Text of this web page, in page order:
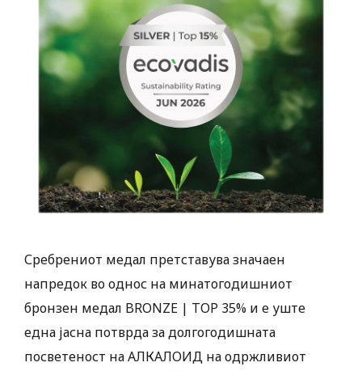
Сребрениот медал претставува значаен
напредок во однос на минатогодишниот
бронзен медал BRONZE | TOP 35% и е уште
една јасна потврда за долгогодишната
посветеност на АЛКАЛОИД на одржливиот